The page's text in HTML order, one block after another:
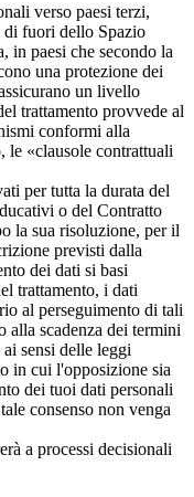
verso paesi terzi,
di fuori dello Spazio
in paesi che secondo la
una protezione dei
un livello
trattamento provvede al
conformi alla
le «clausole contrattuali
per tutta la durata del
o del Contratto
la sua risoluzione, per il
previsti dalla
dei dati si basi
trattamento, i dati
al perseguimento di tali
scadenza dei termini
sensi delle leggi
in cui l'opposizione sia
dei tuoi dati personali
consenso non venga
a processi decisionali